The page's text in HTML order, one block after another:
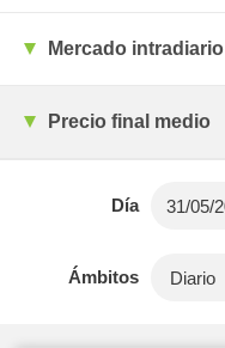
Mercado intradiario
Precio final medio
Día
Ámbitos